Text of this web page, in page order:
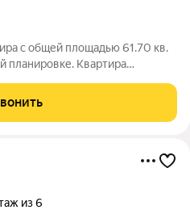
с общей площадью 61.70 кв.
планировке. Квартира
является первичным
из 6